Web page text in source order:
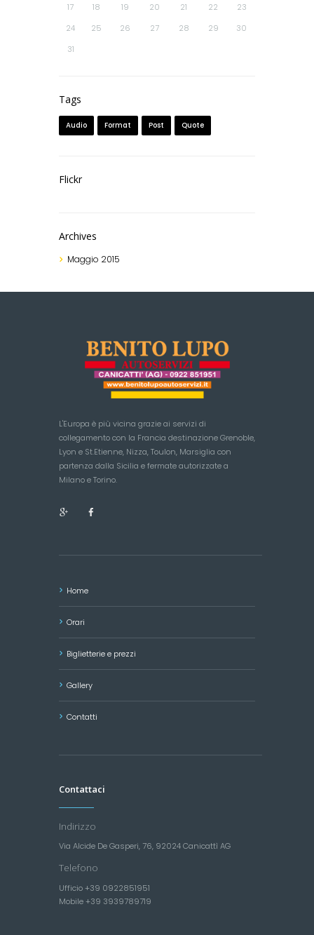
17
18 19 20 21 22
23
24
25 26 27 28 29
30
31
Tags
Audio Format Post Quote
Flickr
Archives
Maggio 2015
L'Europa è più vicina grazie ai servizi di
collegamento con la Francia destinazione Grenoble,
Lyon e St.Etienne, Nizza, Toulon, Marsiglia con
partenza dalla Sicilia e fermate autorizzate a
Milano e Torino.
Home
Orari
Biglietterie e prezzi
Gallery
Contatti
Contattaci
Indirizzo
Via Alcide De Gasperi, 76, 92024 Canicattì AG
Telefono
Ufficio +39 0922851951
Mobile +39 3939789719